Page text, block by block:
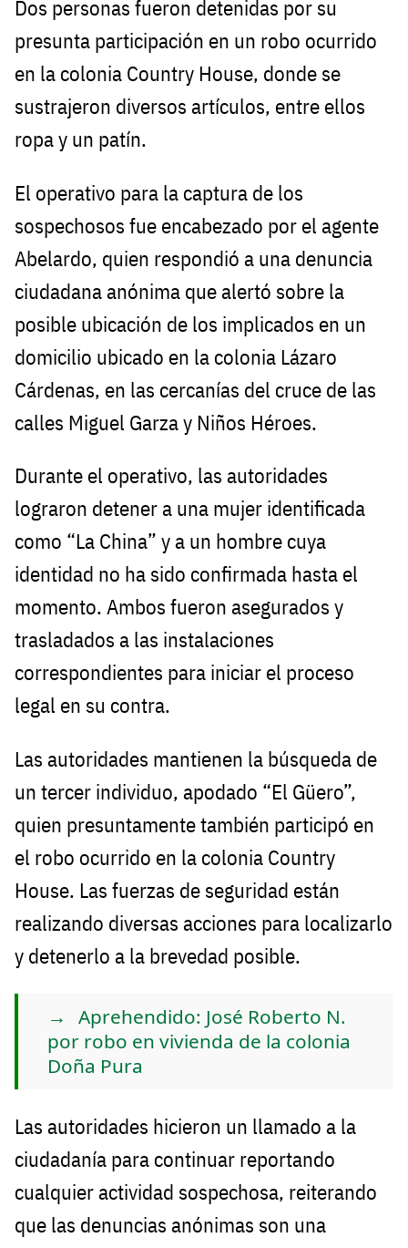
Dos personas fueron detenidas por su
presunta participación en un robo ocurrido
en la colonia Country House, donde se
sustrajeron diversos artículos, entre ellos
ropa y un patín.
El operativo para la captura de los
sospechosos fue encabezado por el agente
Abelardo, quien respondió a una denuncia
ciudadana anónima que alertó sobre la
posible ubicación de los implicados en un
domicilio ubicado en la colonia Lázaro
Cárdenas, en las cercanías del cruce de las
calles Miguel Garza y Niños Héroes.
Durante el operativo, las autoridades
lograron detener a una mujer identificada
como “La China” y a un hombre cuya
identidad no ha sido confirmada hasta el
momento. Ambos fueron asegurados y
trasladados a las instalaciones
correspondientes para iniciar el proceso
legal en su contra.
Las autoridades mantienen la búsqueda de
un tercer individuo, apodado “El Güero”,
quien presuntamente también participó en
el robo ocurrido en la colonia Country
House. Las fuerzas de seguridad están
realizando diversas acciones para localizarlo
y detenerlo a la brevedad posible.
Aprehendido: José Roberto N.
por robo en vivienda de la colonia
Doña Pura
Las autoridades hicieron un llamado a la
ciudadanía para continuar reportando
cualquier actividad sospechosa, reiterando
que las denuncias anónimas son una